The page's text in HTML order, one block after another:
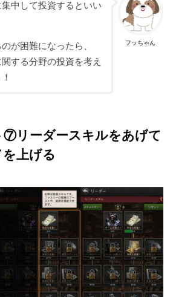
フッちゃん
中して投資するといい
が困難になったら、
する分野の投資を考え
⑦リーダースキルをあげて
上げる